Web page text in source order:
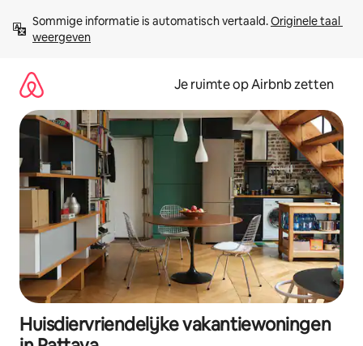
direct
naar
Sommige informatie is automatisch vertaald. Originele taal
weergeven
Je ruimte op Airbnb zetten
Huisdiervriendelijke vakantiewoningen